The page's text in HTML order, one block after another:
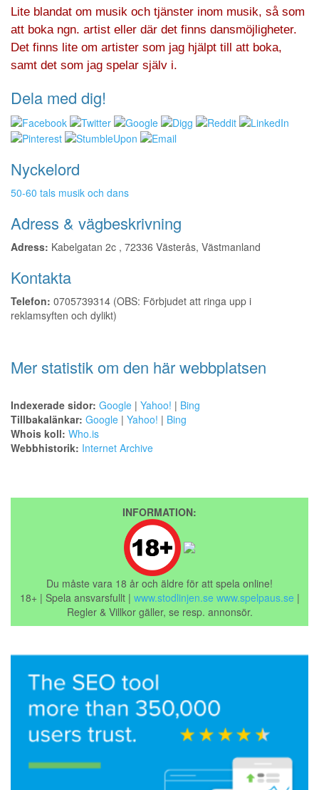
Lite blandat om musik och tjänster inom musik, så som
att boka ngn. artist eller där det finns dansmöjligheter.
Det finns lite om artister som jag hjälpt till att boka,
samt det som jag spelar själv i.
Dela med dig!
Nyckelord
50-60 tals musik och dans
Adress & vägbeskrivning
Adress: Kabelgatan 2c , 72336 Västerås, Västmanland
Kontakta
Telefon: 0705739314 (OBS: Förbjudet att ringa upp i
reklamsyften och dylikt)
Mer statistik om den här webbplatsen
Indexerade sidor: Google | Yahoo! | Bing
Tillbakalänkar: Google | Yahoo! | Bing
Whois koll: Who.is
Webbhistorik: Internet Archive
INFORMATION:
Du måste vara 18 år och äldre för att spela online!
18+ | Spela ansvarsfullt | www.stodlinjen.se www.spelpaus.se |
Regler & Villkor gäller, se resp. annonsör.